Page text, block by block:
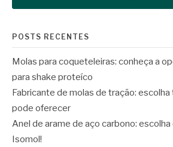
POSTS RECENTES
Molas para coqueteleiras: conheça a
para shake proteíco
Fabricante de molas de tração:
pode oferecer
Anel de arame de aço carbono: escolha
Isomol!